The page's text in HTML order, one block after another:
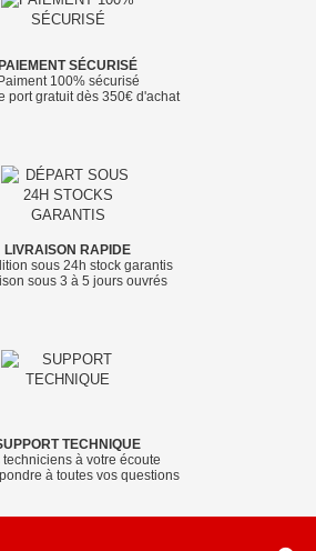
PAIEMENT SÉCURISÉ
Paiment 100% sécurisé
port gratuit dès 350€ d'achat
LIVRAISON RAPIDE
sous 24h stock garantis
sous 3 à 5 jours ouvrés
TECHNIQUE
techniciens à votre écoute
à toutes vos questions